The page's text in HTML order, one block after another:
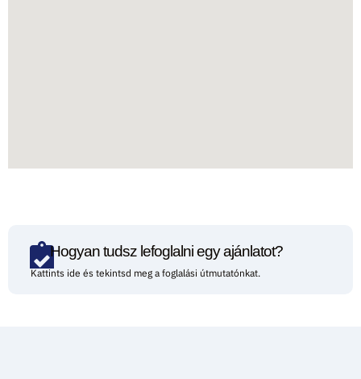
Hogyan tudsz lefoglalni egy ajánlatot?
Kattints ide és tekintsd meg a foglalási útmutatónkat.